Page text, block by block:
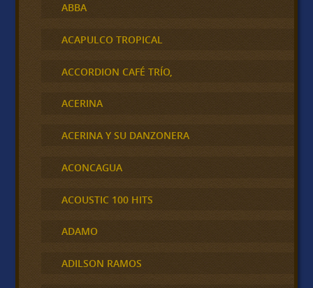
ABBA
ACAPULCO TROPICAL
ACCORDION CAFÉ TRÍO,
ACERINA
ACERINA Y SU DANZONERA
ACONCAGUA
ACOUSTIC 100 HITS
ADAMO
ADILSON RAMOS